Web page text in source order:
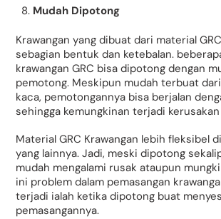
Mudah Dipotong
Krawangan yang dibuat dari material
sebagian bentuk dan ketebalan.
krawangan GRC bisa dipotong dengan
pemotong. Meskipun mudah terbuat
kaca, pemotongannya bisa berjalan
sehingga kemungkinan terjadi
Material GRC Krawangan lebih fleksibel
yang lainnya. Jadi, meski dipotong
mudah mengalami rusak ataupun
ini problem dalam pemasangan
terjadi ialah ketika dipotong buat
pemasangannya.